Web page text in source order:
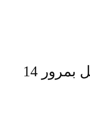
جنوب السودان تحتفل بمرور 14